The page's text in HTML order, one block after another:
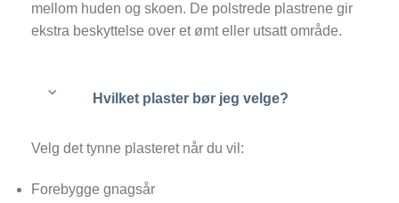
mellom huden og skoen. De polstrede plastrene gir
ekstra beskyttelse over et ømt eller utsatt område.
Hvilket plaster bør jeg velge?
Velg det tynne plasteret når du vil:
Forebygge gnagsår